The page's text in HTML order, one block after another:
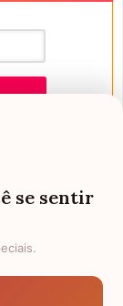
PARA O MEU
se sentir